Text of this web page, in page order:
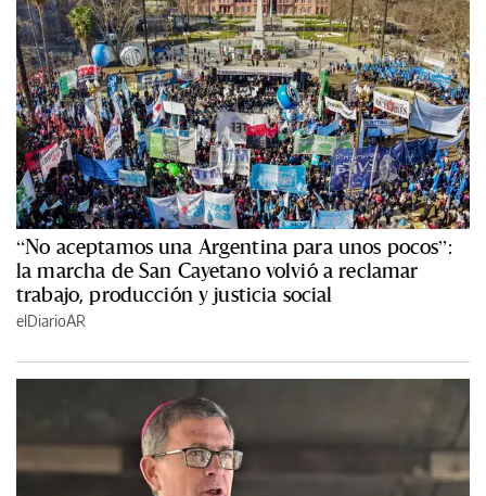
“No aceptamos una Argentina para unos pocos”:
la marcha de San Cayetano volvió a reclamar
trabajo, producción y justicia social
elDiarioAR